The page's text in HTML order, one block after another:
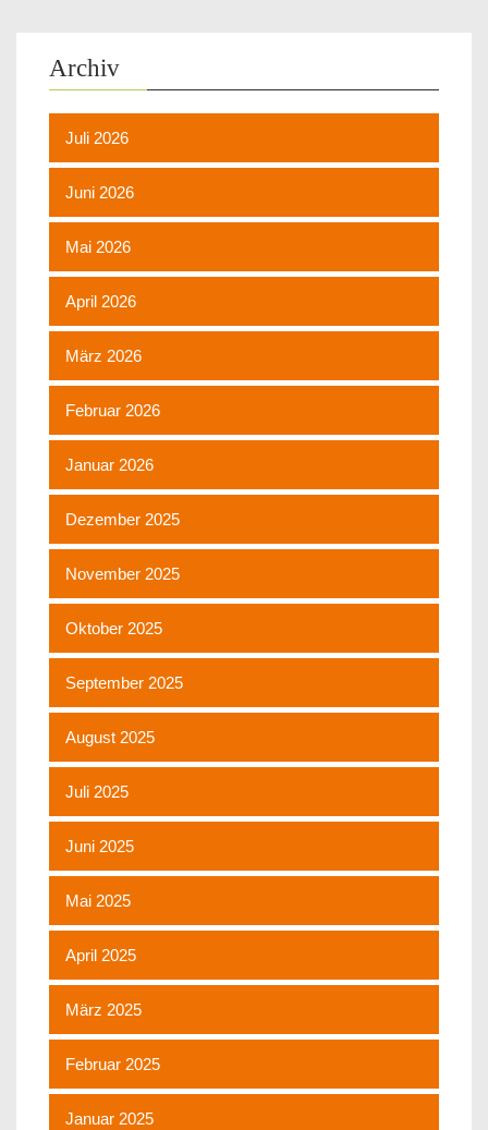
Archiv
Juli 2026
Juni 2026
Mai 2026
April 2026
März 2026
Februar 2026
Januar 2026
Dezember 2025
November 2025
Oktober 2025
September 2025
August 2025
Juli 2025
Juni 2025
Mai 2025
April 2025
März 2025
Februar 2025
Januar 2025